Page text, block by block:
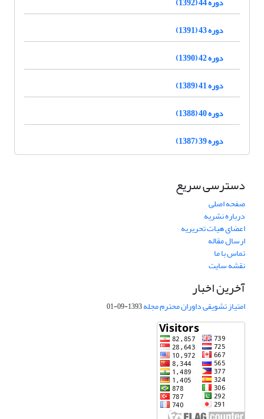
دوره 43 (1391)
دوره 42 (1390)
دوره 41 (1389)
دوره 40 (1388)
دوره 39 (1387)
دسترسی سریع
صفحه اصلی
درباره نشریه
اعضای هیات تحریریه
ارسال مقاله
تماس با ما
نقشه سایت
آخرین اخبار
امتیاز تشویقی داوران محترم مجله1393-09-01